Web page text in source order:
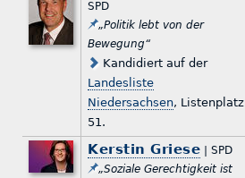
SPD
„Politik lebt von der
Bewegung“
Kandidiert auf der
Landesliste
Niedersachsen, Listenplatz
51.
Kerstin Griese | SPD
„Soziale Gerechtigkeit ist